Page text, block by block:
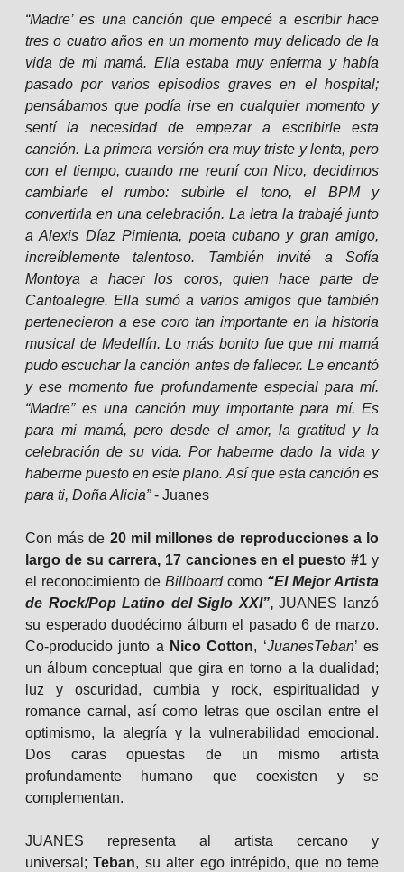
“Madre’ es una canción que empecé a escribir hace
tres o cuatro años en un momento muy delicado de la
vida de mi mamá. Ella estaba muy enferma y había
pasado por varios episodios graves en el hospital;
pensábamos que podía irse en cualquier momento y
sentí la necesidad de empezar a escribirle esta
canción. La primera versión era muy triste y lenta, pero
con el tiempo, cuando me reuní con Nico, decidimos
cambiarle el rumbo: subirle el tono, el BPM y
convertirla en una celebración. La letra la trabajé junto
a Alexis Díaz Pimienta, poeta cubano y gran amigo,
increíblemente talentoso. También invité a Sofía
Montoya a hacer los coros, quien hace parte de
Cantoalegre. Ella sumó a varios amigos que también
pertenecieron a ese coro tan importante en la historia
musical de Medellín. Lo más bonito fue que mi mamá
pudo escuchar la canción antes de fallecer. Le encantó
y ese momento fue profundamente especial para mí.
“Madre” es una canción muy importante para mí. Es
para mi mamá, pero desde el amor, la gratitud y la
celebración de su vida. Por haberme dado la vida y
haberme puesto en este plano. Así que esta canción es
para ti, Doña Alicia”- Juanes
Con más de 20 mil millones de reproducciones a lo
largo de su carrera, 17 canciones en el puesto #1 y
el reconocimiento de Billboardcomo “El Mejor Artista
de Rock/Pop Latino del Siglo XXI”,JUANES lanzó
su esperado duodécimo álbum el pasado 6 de marzo.
Co-producido junto a Nico Cotton, ‘JuanesTeban’ es
un álbum conceptual que gira en torno a la dualidad;
luz y oscuridad, cumbia y rock, espiritualidad y
romance carnal, así como letras que oscilan entre el
optimismo, la alegría y la vulnerabilidad emocional.
Dos caras opuestas de un mismo artista
profundamente humano que coexisten y se
complementan.
JUANES representa al artista cercano y
universal;Teban, su alter ego intrépido, que no teme